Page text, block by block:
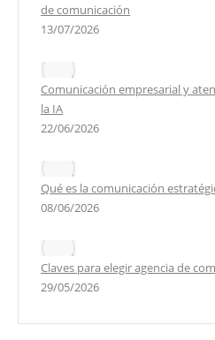
de comunicación
13/07/2026
Comunicación empresarial y
la IA
22/06/2026
Qué es la comunicación
08/06/2026
Claves para elegir agencia de
29/05/2026